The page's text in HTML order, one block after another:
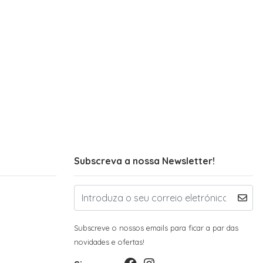
Subscreva a nossa Newsletter!
Subscreve o nossos emails para ficar a par das
novidades e ofertas!